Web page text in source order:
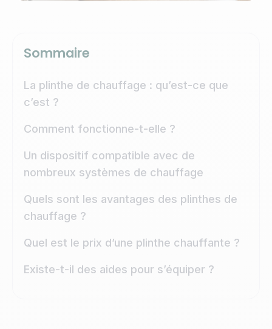
Sommaire
La plinthe de chauffage : qu’est-ce que
c’est ?
Comment fonctionne-t-elle ?
Un dispositif compatible avec de
nombreux systèmes de chauffage
Quels sont les avantages des plinthes de
chauffage ?
Quel est le prix d’une plinthe chauffante ?
Existe-t-il des aides pour s’équiper ?